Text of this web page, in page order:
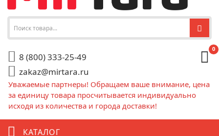
8 (800) 333-25-49
zakaz@mirtara.ru
0
Уважаемые партнеры! Обращаем ваше внимание, цена
за единицу товара просчитывается индивидуально
исходя из количества и города доставки!
КАТАЛОГ